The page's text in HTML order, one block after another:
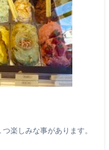
楽しみな事があります。